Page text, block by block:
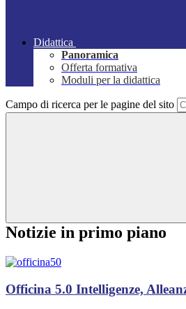
Didattica
Panoramica
Offerta formativa
Moduli per la didattica
Campo di ricerca per le pagine del sito
Notizie in primo piano
Officina 5.0 Intelligenze,